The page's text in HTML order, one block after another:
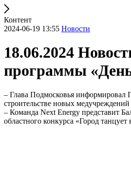
Контент
2024-06-19 13:55 Новости
18.06.2024
программы
– Глава Подмосковья информировал
строительстве новых
– Команда Next Energy представит
областного конкурса «Город танцует